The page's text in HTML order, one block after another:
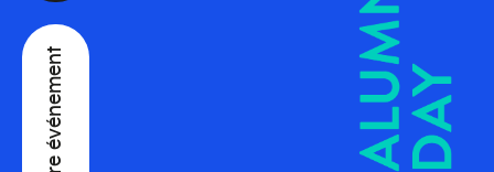
Créez votre événement